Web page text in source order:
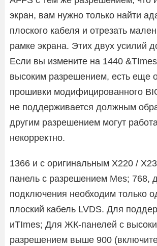
экран, вам нужно только найти
плоского кабеля и отрезать
рамке экрана. Этих двух усилий
Если вы измените на 1440
высоким разрешением, есть еще
прошивки модифицированного
не поддерживается должным
другим разрешением могут
некорректно.
1366 и с оригинальным X220 /
панель с разрешением Mes; 768,
подключения необходим только
плоский кабель LVDS. Для
иTImes; Для ЖК-панелей с
разрешением выше 900